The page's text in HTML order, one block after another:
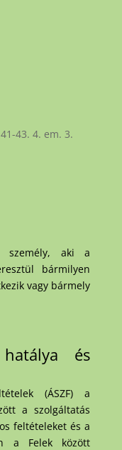
43. 4. em. 3.
személy, aki a
bármilyen
vagy bármely
és
(ÁSZF) a
a szolgáltatás
feltételeket és a
a Felek között